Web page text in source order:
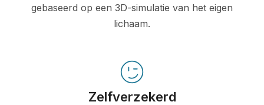
gebaseerd op een 3D-simulatie van het eigen
lichaam.
Zelfverzekerd